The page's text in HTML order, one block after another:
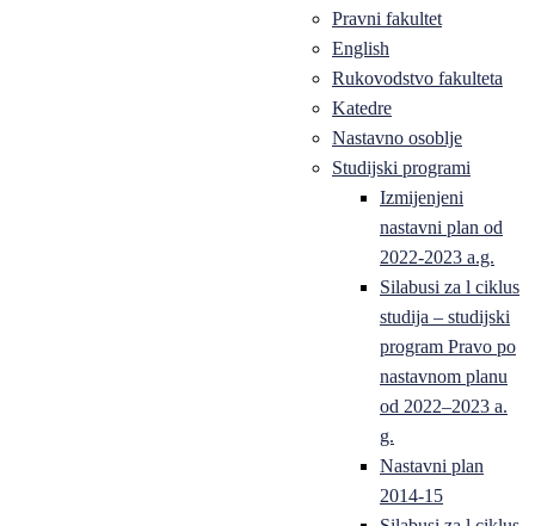
Pravni fakultet
English
Rukovodstvo fakulteta
Katedre
Nastavno osoblje
Studijski programi
Izmijenjeni
nastavni plan od
2022-2023 a.g.
Silabusi za l ciklus
studija – studijski
program Pravo po
nastavnom planu
od 2022–2023 a.
g.
Nastavni plan
2014-15